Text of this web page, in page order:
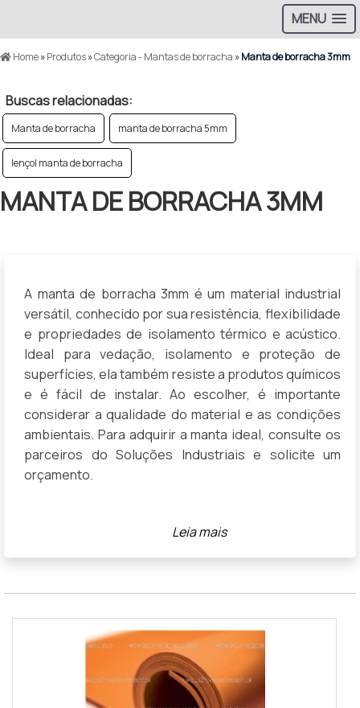
MENU
Home»Produtos»Categoria - Mantas de borracha »Manta de borracha 3mm
Buscas relacionadas:
Manta de borracha manta de borracha 5mm
lençol manta de borracha
MANTA DE BORRACHA 3MM
A manta de borracha 3mm é um material industrial
versátil, conhecido por sua resistência, flexibilidade
e propriedades de isolamento térmico e acústico.
Ideal para vedação, isolamento e proteção de
superfícies, ela também resiste a produtos químicos
e é fácil de instalar. Ao escolher, é importante
considerar a qualidade do material e as condições
ambientais. Para adquirir a manta ideal, consulte os
parceiros do Soluções Industriais e solicite um
orçamento.